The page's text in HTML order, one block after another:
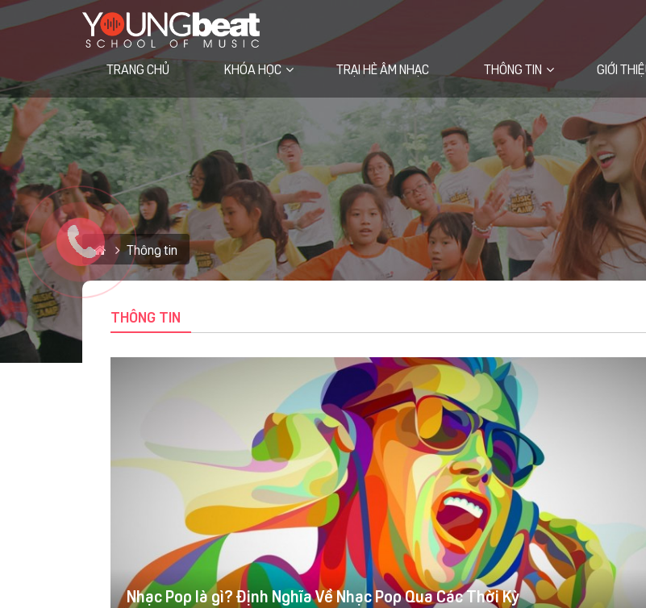
TRANG CHỦ KHÓA HỌC TRẠI HÈ ÂM NHẠC THÔNG TIN GIỚI
Thông tin
THÔNG TIN
Nhạc Pop là gì? Định Nghĩa Về Nhạc Pop Qua Các Thời Kỳ